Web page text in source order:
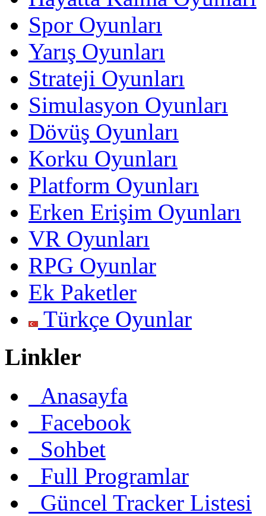
Spor Oyunları
Yarış Oyunları
Strateji Oyunları
Simulasyon Oyunları
Dövüş Oyunları
Korku Oyunları
Platform Oyunları
Erken Erişim Oyunları
VR Oyunları
RPG Oyunlar
Ek Paketler
Türkçe Oyunlar
Linkler
Anasayfa
Facebook
Sohbet
Full Programlar
Güncel Tracker Listesi